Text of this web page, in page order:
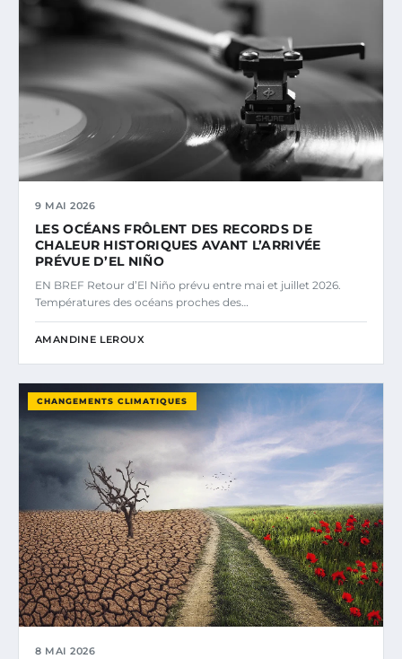
9 MAI 2026
LES OCÉANS FRÔLENT DES RECORDS DE
CHALEUR HISTORIQUES AVANT L’ARRIVÉE
PRÉVUE D’EL NIÑO
EN BREF Retour d’El Niño prévu entre mai et juillet 2026.
Températures des océans proches des…
AMANDINE LEROUX
CHANGEMENTS CLIMATIQUES
8 MAI 2026